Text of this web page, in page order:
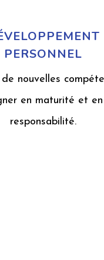
PERSONNEL
nouvelles
en maturité et en
responsabilité.